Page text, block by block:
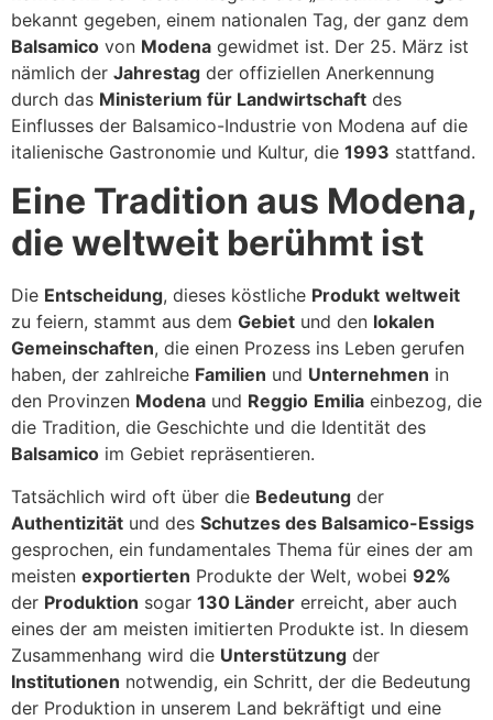
bekannt gegeben, einem nationalen Tag, der ganz dem
Balsamico von Modena gewidmet ist. Der 25. März ist
nämlich der Jahrestag der offiziellen Anerkennung
durch das Ministerium für Landwirtschaft des
Einflusses der Balsamico-Industrie von Modena auf die
italienische Gastronomie und Kultur, die 1993 stattfand.
Eine Tradition aus Modena,
die weltweit berühmt ist
Die Entscheidung, dieses köstliche Produkt weltweit
zu feiern, stammt aus dem Gebiet und den lokalen
Gemeinschaften, die einen Prozess ins Leben gerufen
haben, der zahlreiche Familien und Unternehmen in
den Provinzen Modena und Reggio Emilia einbezog, die
die Tradition, die Geschichte und die Identität des
Balsamico im Gebiet repräsentieren.
Tatsächlich wird oft über die Bedeutung der
Authentizität und des Schutzes des Balsamico-Essigs
gesprochen, ein fundamentales Thema für eines der am
meisten exportierten Produkte der Welt, wobei 92%
der Produktion sogar 130 Länder erreicht, aber auch
eines der am meisten imitierten Produkte ist. In diesem
Zusammenhang wird die Unterstützung der
Institutionen notwendig, ein Schritt, der die Bedeutung
der Produktion in unserem Land bekräftigt und eine